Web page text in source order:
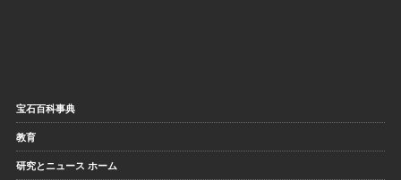
宝石百科事典
教育
研究とニュース ホーム